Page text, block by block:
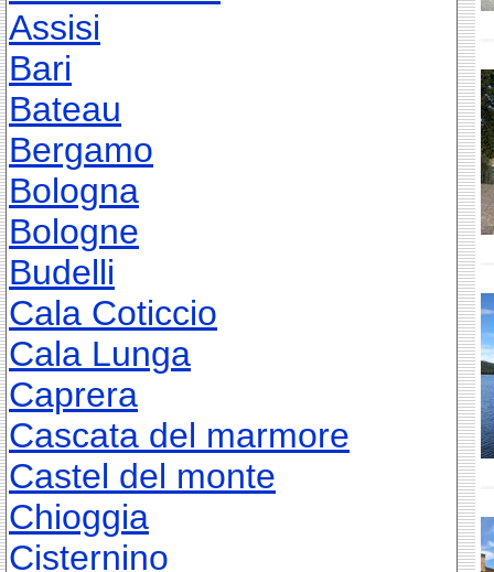
Assisi
Bari
Bateau
Bergamo
Bologna
Bologne
Budelli
Cala Coticcio
Cala Lunga
Caprera
Cascata del marmore
Castel del monte
Chioggia
Cisternino